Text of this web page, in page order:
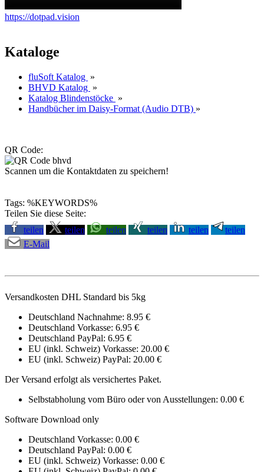
https://dotpad.vision
Kataloge
fluSoft Katalog »
BHVD Katalog »
Katalog Blindenstöcke »
Handbücher im Daisy-Format (Audio DTB) »
QR Code:
Scannen um die Kontaktdaten zu speichern!
Tags: %KEYWORDS%
Teilen Sie diese Seite:
teilen
teilen teilen teilen teilen
teilen
E-Mail
Versandkosten DHL Standard bis 5kg
Deutschland Nachnahme: 8.95 €
Deutschland Vorkasse: 6.95 €
Deutschland PayPal: 6.95 €
EU (inkl. Schweiz) Vorkasse: 20.00 €
EU (inkl. Schweiz) PayPal: 20.00 €
Der Versand erfolgt als versichertes Paket.
Selbstabholung vom Büro oder von Ausstellungen: 0.00 €
Software Download only
Deutschland Vorkasse: 0.00 €
Deutschland PayPal: 0.00 €
EU (inkl. Schweiz) Vorkasse: 0.00 €